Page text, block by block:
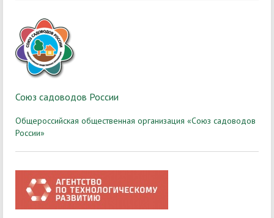
Союз садоводов России
Общероссийская общественная организация «Союз садоводов
России»